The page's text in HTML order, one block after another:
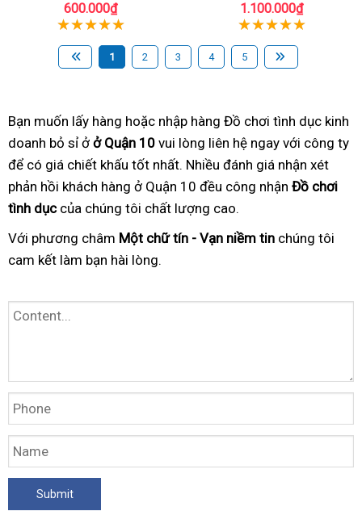
600.000₫ 1.100.000₫
1 2 3 4 5
Bạn muốn lấy hàng hoặc nhập hàng Đồ chơi tình dục kinh
doanh bỏ sỉ ở ở Quận 10 vui lòng liên hệ ngay với công ty
để có giá chiết khấu tốt nhất. Nhiều đánh giá nhận xét
phản hồi khách hàng ở Quận 10 đều công nhận Đồ chơi
tình dụccủa chúng tôi chất lượng cao.
Với phương châm Một chữ tín - Vạn niềm tin chúng tôi
cam kết làm bạn hài lòng.